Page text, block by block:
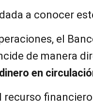
a conocer
el
de manera
en
recurso